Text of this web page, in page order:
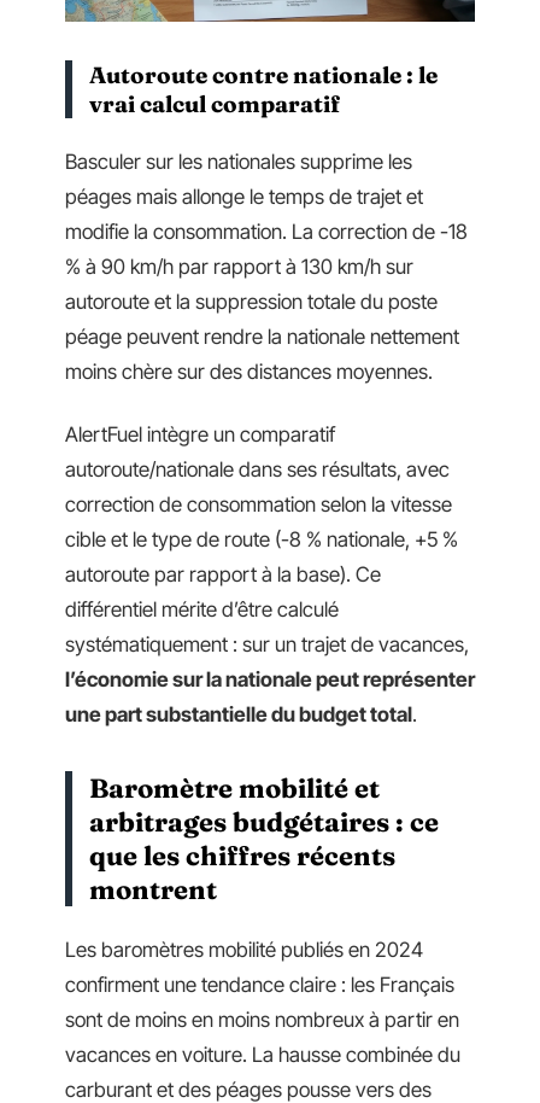
Autoroute contre nationale : le
vrai calcul comparatif
Basculer sur les nationales supprime les
péages mais allonge le temps de trajet et
modifie la consommation. La correction de -18
% à 90 km/h par rapport à 130 km/h sur
autoroute et la suppression totale du poste
péage peuvent rendre la nationale nettement
moins chère sur des distances moyennes.
AlertFuel intègre un comparatif
autoroute/nationale dans ses résultats, avec
correction de consommation selon la vitesse
cible et le type de route (-8 % nationale, +5 %
autoroute par rapport à la base). Ce
différentiel mérite d’être calculé
systématiquement : sur un trajet de vacances,
l’économie sur la nationale peut représenter
une part substantielle du budget total.
Baromètre mobilité et
arbitrages budgétaires : ce
que les chiffres récents
montrent
Les baromètres mobilité publiés en 2024
confirment une tendance claire : les Français
sont de moins en moins nombreux à partir en
vacances en voiture. La hausse combinée du
carburant et des péages pousse vers des